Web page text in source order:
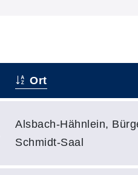
Ort
Alsbach-Hähnlein,
Schmidt-Saal